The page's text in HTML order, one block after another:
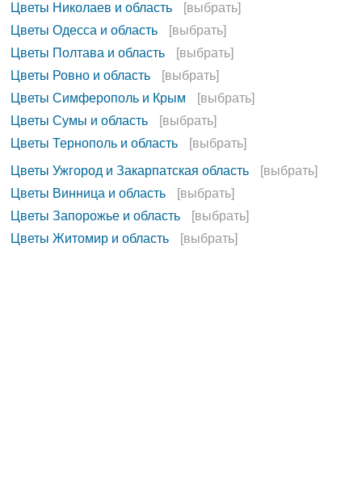
Цветы Николаев и область
[выбрать]
Цветы Одесса и область
[выбрать]
Цветы Полтава и область
[выбрать]
Цветы Ровно и область
[выбрать]
Цветы Симферополь и Крым
[выбрать]
Цветы Сумы и область
[выбрать]
Цветы Тернополь и область
[выбрать]
Цветы Ужгород и Закарпатская область
[выбрать]
Цветы Винница и область
[выбрать]
Цветы Запорожье и область
[выбрать]
Цветы Житомир и область
[выбрать]